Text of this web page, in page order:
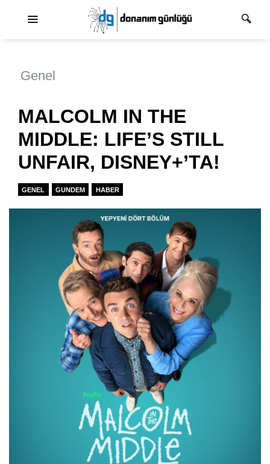
Genel
MALCOLM IN THE
MIDDLE: LIFE’S STILL
UNFAIR, DISNEY+’TA!
GENEL GUNDEM HABER